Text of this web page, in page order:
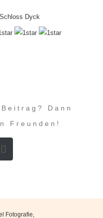
Dyck
Dann
Freunden!
E-
Mail
Fotografie